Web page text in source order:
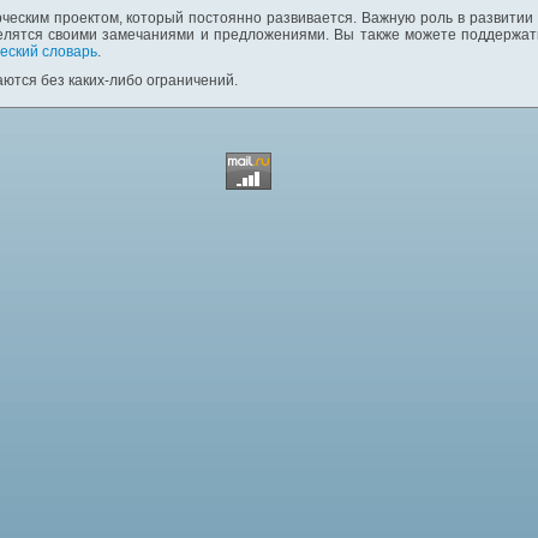
проектом, который постоянно развивается. Важную роль в
своими замечаниями и предложениями. Вы также можете
словарь.
без каких-либо ограничений.